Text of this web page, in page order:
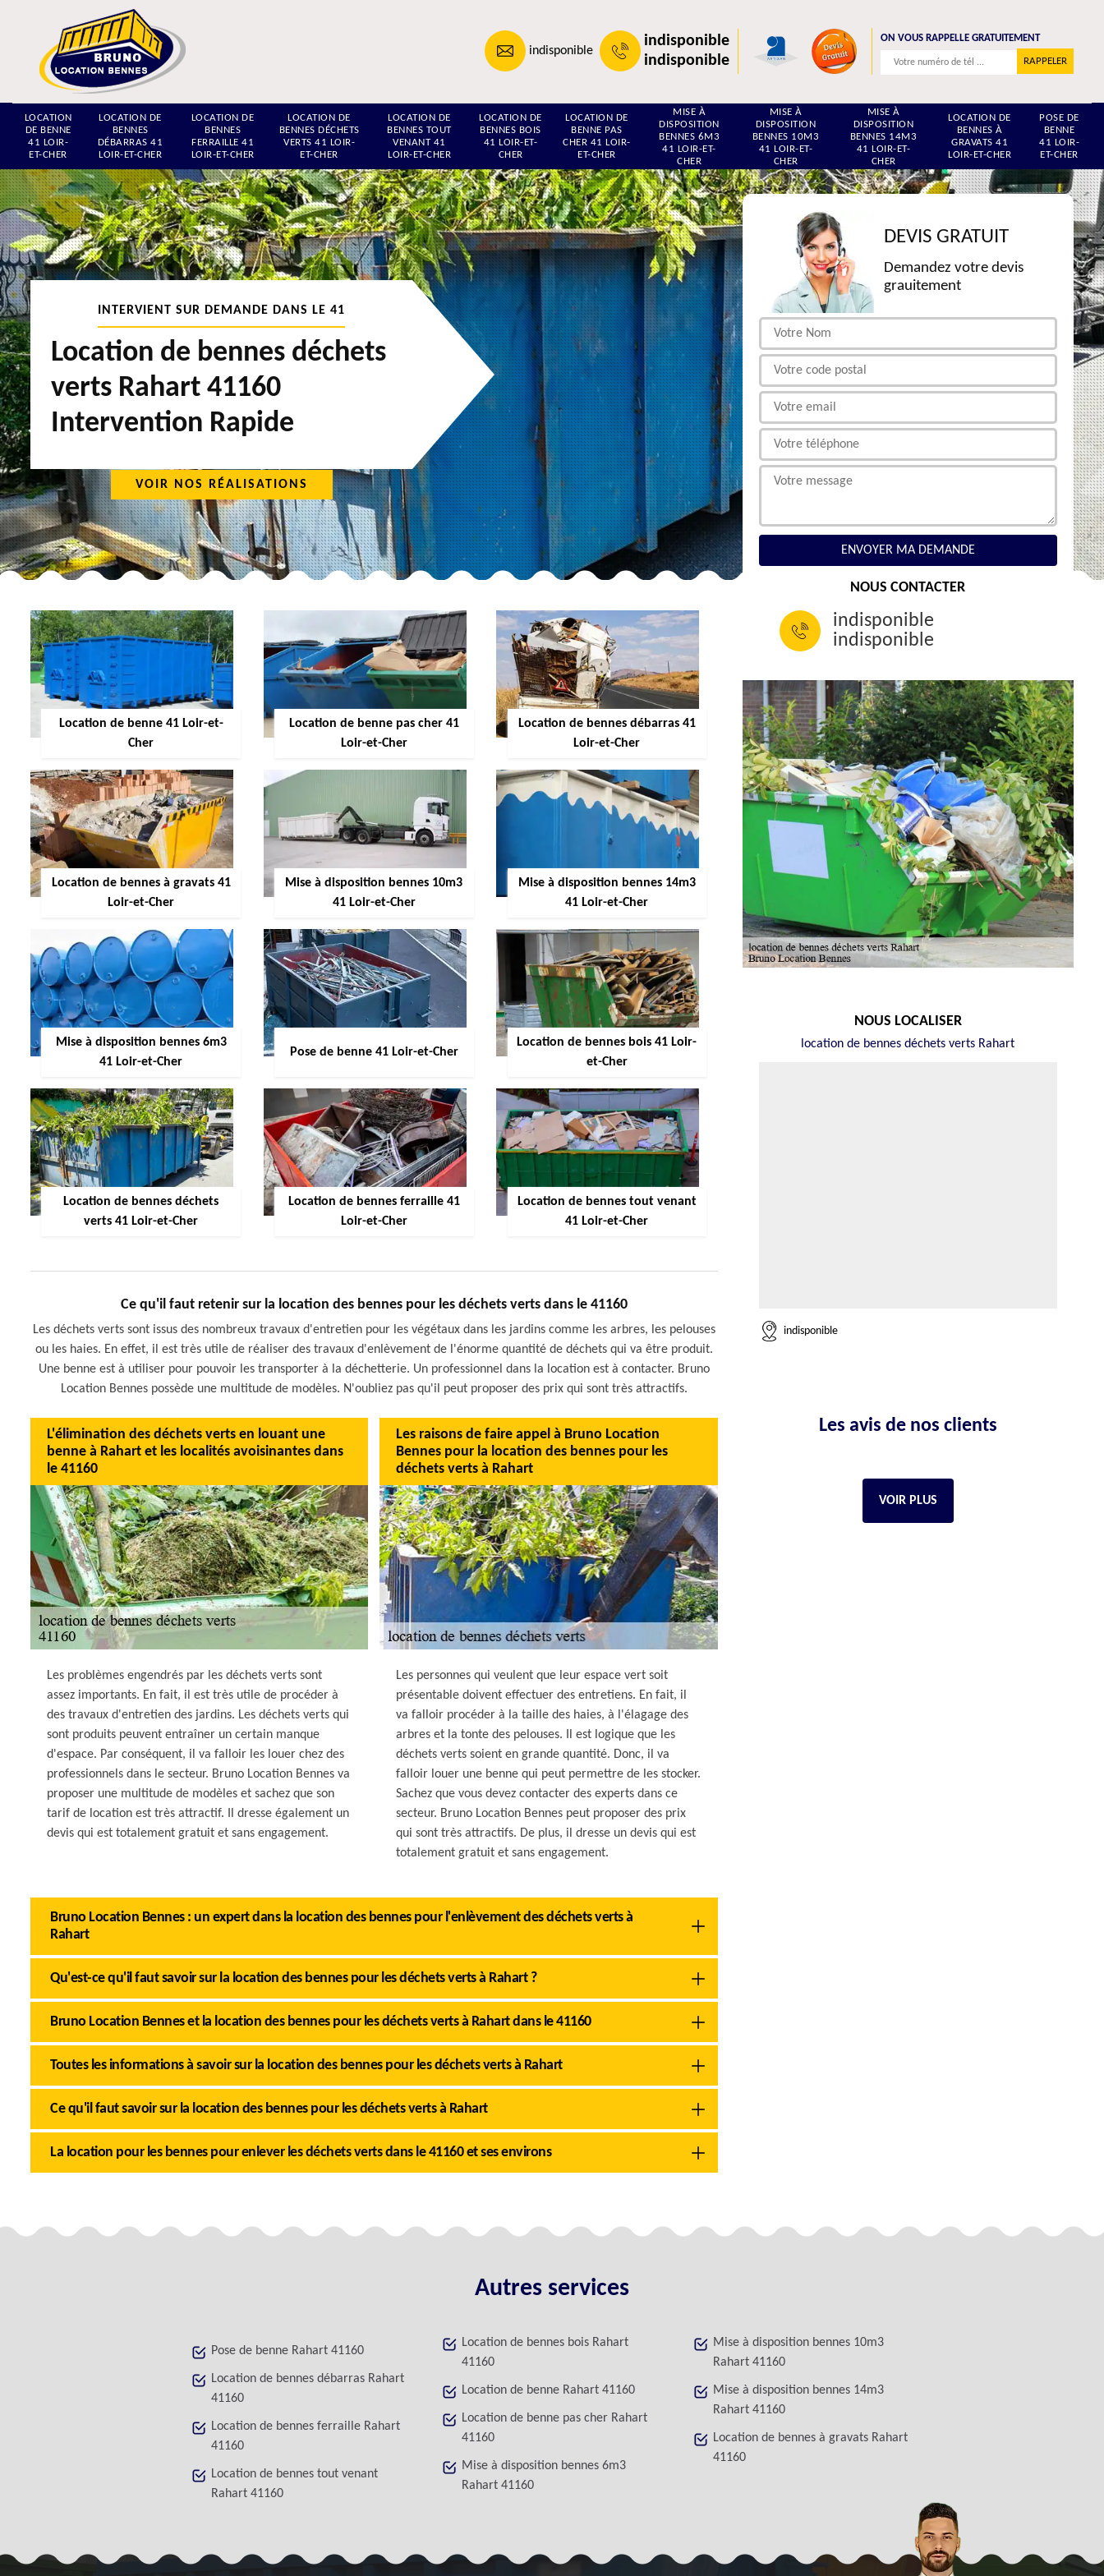
indisponible
indisponible
indisponible
ON VOUS RAPPELLE GRATUITEMENT
LOCATION
DE BENNE
41 LOIR-
ET-CHER
LOCATION DE
BENNES
DÉBARRAS 41
LOIR-ET-CHER
LOCATION DE
BENNES
FERRAILLE 41
LOIR-ET-CHER
LOCATION DE
BENNES DÉCHETS
VERTS 41 LOIR-
ET-CHER
LOCATION DE
BENNES TOUT
VENANT 41
LOIR-ET-CHER
LOCATION DE
BENNES BOIS
41 LOIR-ET-
CHER
LOCATION DE
BENNE PAS
CHER 41 LOIR-
ET-CHER
MISE À
DISPOSITION
BENNES 6M3
41 LOIR-ET-
CHER
MISE À
DISPOSITION
BENNES 10M3
41 LOIR-ET-
CHER
MISE À
DISPOSITION
BENNES 14M3
41 LOIR-ET-
CHER
LOCATION DE
BENNES À
GRAVATS 41
LOIR-ET-CHER
POSE DE
BENNE
41 LOIR-
ET-CHER
INTERVIENT SUR DEMANDE DANS LE 41
Location de bennes déchets
verts Rahart 41160
Intervention Rapide
VOIR NOS RÉALISATIONS
Location de benne 41 Loir-et-
Cher
Location de benne pas cher 41
Loir-et-Cher
Location de bennes débarras 41
Loir-et-Cher
Location de bennes à gravats 41
Loir-et-Cher
Mise à disposition bennes 10m3
41 Loir-et-Cher
Mise à disposition bennes 14m3
41 Loir-et-Cher
Mise à disposition bennes 6m3
41 Loir-et-Cher
Pose de benne 41 Loir-et-Cher
Location de bennes bois 41 Loir-
et-Cher
Location de bennes déchets
verts 41 Loir-et-Cher
Location de bennes ferraille 41
Loir-et-Cher
Location de bennes tout venant
41 Loir-et-Cher
Ce qu'il faut retenir sur la location des bennes pour les déchets verts dans le 41160
Les déchets verts sont issus des nombreux travaux d'entretien pour les végétaux dans les jardins comme les arbres, les pelouses
ou les haies. En effet, il est très utile de réaliser des travaux d'enlèvement de l'énorme quantité de déchets qui va être produit.
Une benne est à utiliser pour pouvoir les transporter à la déchetterie. Un professionnel dans la location est à contacter. Bruno
Location Bennes possède une multitude de modèles. N'oubliez pas qu'il peut proposer des prix qui sont très attractifs.
L'élimination des déchets verts en louant une
benne à Rahart et les localités avoisinantes dans
le 41160
Les problèmes engendrés par les déchets verts sont
assez importants. En fait, il est très utile de procéder à
des travaux d'entretien des jardins. Les déchets verts qui
sont produits peuvent entraîner un certain manque
d'espace. Par conséquent, il va falloir les louer chez des
professionnels dans le secteur. Bruno Location Bennes va
proposer une multitude de modèles et sachez que son
tarif de location est très attractif. Il dresse également un
devis qui est totalement gratuit et sans engagement.
Les raisons de faire appel à Bruno Location
Bennes pour la location des bennes pour les
déchets verts à Rahart
Les personnes qui veulent que leur espace vert soit
présentable doivent effectuer des entretiens. En fait, il
va falloir procéder à la taille des haies, à l'élagage des
arbres et la tonte des pelouses. Il est logique que les
déchets verts soient en grande quantité. Donc, il va
falloir louer une benne qui peut permettre de les stocker.
Sachez que vous devez contacter des experts dans ce
secteur. Bruno Location Bennes peut proposer des prix
qui sont très attractifs. De plus, il dresse un devis qui est
totalement gratuit et sans engagement.
Bruno Location Bennes : un expert dans la location des bennes pour l'enlèvement des déchets verts à
Rahart
Qu'est-ce qu'il faut savoir sur la location des bennes pour les déchets verts à Rahart ?
Bruno Location Bennes et la location des bennes pour les déchets verts à Rahart dans le 41160
Toutes les informations à savoir sur la location des bennes pour les déchets verts à Rahart
Ce qu'il faut savoir sur la location des bennes pour les déchets verts à Rahart
La location pour les bennes pour enlever les déchets verts dans le 41160 et ses environs
DEVIS GRATUIT
Demandez votre devis
grauitement
NOUS CONTACTER
indisponible
indisponible
NOUS LOCALISER
location de bennes déchets verts Rahart
indisponible
Les avis de nos clients
VOIR PLUS
Autres services
Pose de benne Rahart 41160
Location de bennes débarras Rahart
41160
Location de bennes ferraille Rahart
41160
Location de bennes tout venant
Rahart 41160
Location de bennes bois Rahart
41160
Location de benne Rahart 41160
Location de benne pas cher Rahart
41160
Mise à disposition bennes 6m3
Rahart 41160
Mise à disposition bennes 10m3
Rahart 41160
Mise à disposition bennes 14m3
Rahart 41160
Location de bennes à gravats Rahart
41160